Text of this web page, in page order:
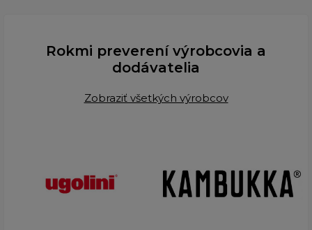
Rokmi preverení výrobcovia a
dodávatelia
Zobraziť všetkých výrobcov